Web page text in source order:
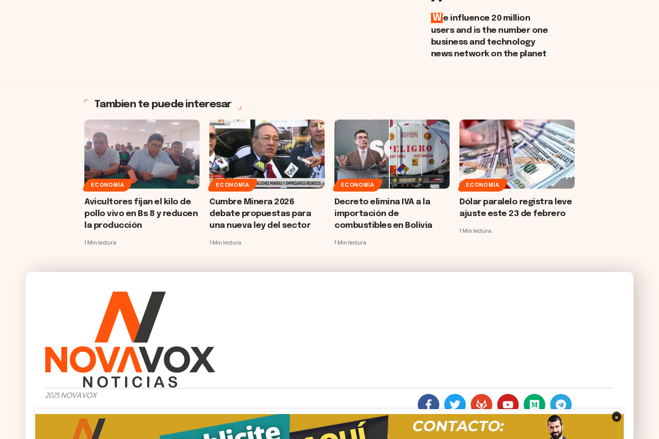
×
W e influence 20 million
users and is the number one
business and technology
news network on the planet
Tambien te puede interesar
ECONOMÍA
Avicultores fijan el kilo de
pollo vivo en Bs 8 y reducen
la producción
1 Min lectura
ECONOMÍA
Cumbre Minera 2026
debate propuestas para
una nueva ley del sector
1 Min lectura
ECONOMÍA
Decreto elimina IVA a la
importación de
combustibles en Bolivia
1 Min lectura
ECONOMÍA
Dólar paralelo registra leve
ajuste este 23 de febrero
1 Min lectura
2025 NOVAVOX